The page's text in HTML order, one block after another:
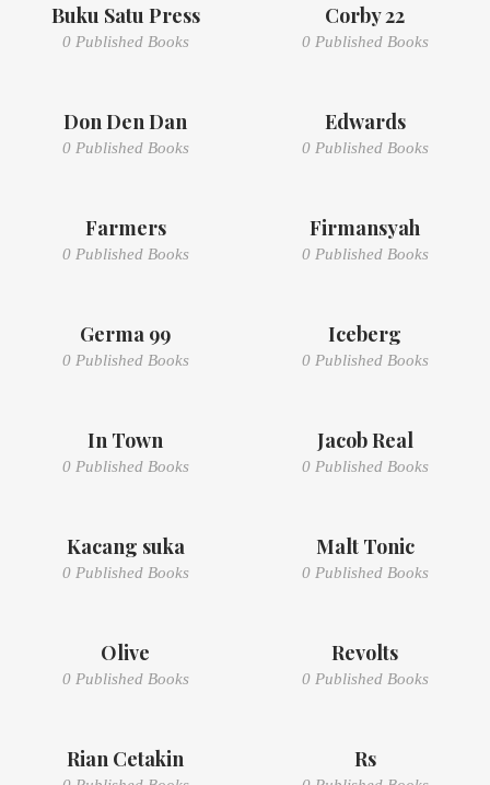
Buku Satu Press
0 Published Books
Corby 22
0 Published Books
Don Den Dan
0 Published Books
Edwards
0 Published Books
Farmers
0 Published Books
Firmansyah
0 Published Books
Germa 99
0 Published Books
Iceberg
0 Published Books
In Town
0 Published Books
Jacob Real
0 Published Books
Kacang suka
0 Published Books
Malt Tonic
0 Published Books
Olive
0 Published Books
Revolts
0 Published Books
Rian Cetakin Rs